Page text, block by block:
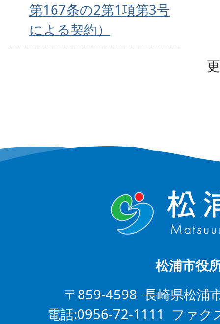
第167条の2第1項第3号
による契約）
松浦市役
〒859-4598 長崎県松浦
電話:0956-72-1111 ファ